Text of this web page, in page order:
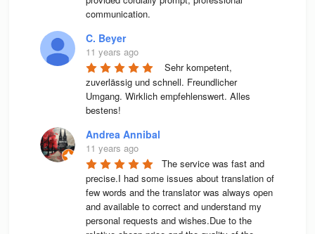
communication.
C. Beyer
11 years ago
Sehr kompetent,
zuverlässig und schnell. Freundlicher
Umgang. Wirklich empfehlenswert. Alles
bestens!
Andrea Annibal
11 years ago
The service was fast and
precise.I had some issues about translation of
few words and the translator was always open
and available to correct and understand my
personal requests and wishes.Due to the